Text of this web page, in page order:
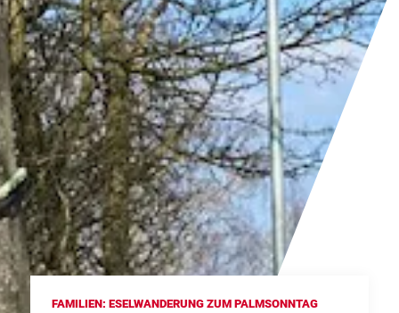
FAMILIEN: ESELWANDERUNG ZUM PALMSONNTAG